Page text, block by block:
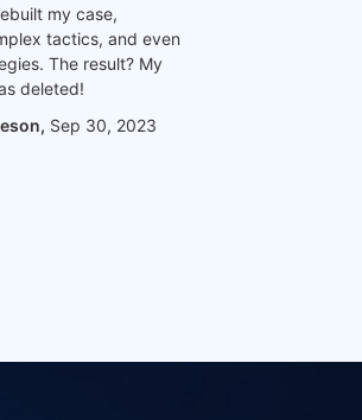
my case,
tactics, and even
The result? My
deleted!
Sep 30, 2023